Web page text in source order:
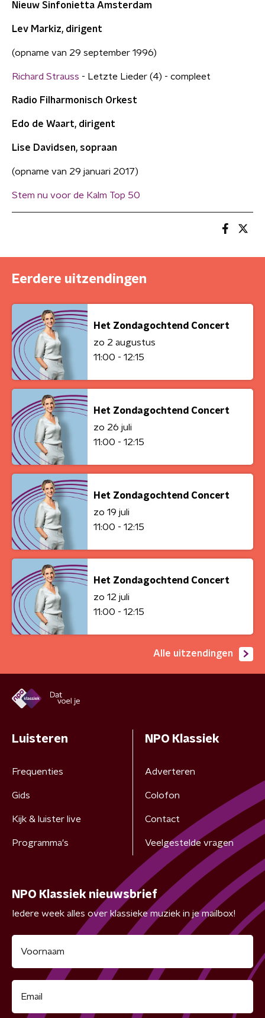
Nieuw Sinfonietta Amsterdam
Lev Markiz, dirigent
(opname van 29 september 1996)
Richard Strauss - Letzte Lieder (4) - compleet
Radio Filharmonisch Orkest
Edo de Waart, dirigent
Lise Davidsen, sopraan
(opname van 29 januari 2017)
Stem nu voor de Kalm Top 50
Eerdere uitzendingen
Het Zondagochtend Concert
zo 2 augustus
11:00 - 12:15
Het Zondagochtend Concert
zo 26 juli
11:00 - 12:15
Het Zondagochtend Concert
zo 19 juli
11:00 - 12:15
Het Zondagochtend Concert
zo 12 juli
11:00 - 12:15
Alle uitzendingen
Luisteren
Frequenties
Gids
Kijk & luister live
Programma's
NPO Klassiek
Adverteren
Colofon
Contact
Veelgestelde vragen
NPO Klassiek nieuwsbrief
Iedere week alles over klassieke muziek in je mailbox!